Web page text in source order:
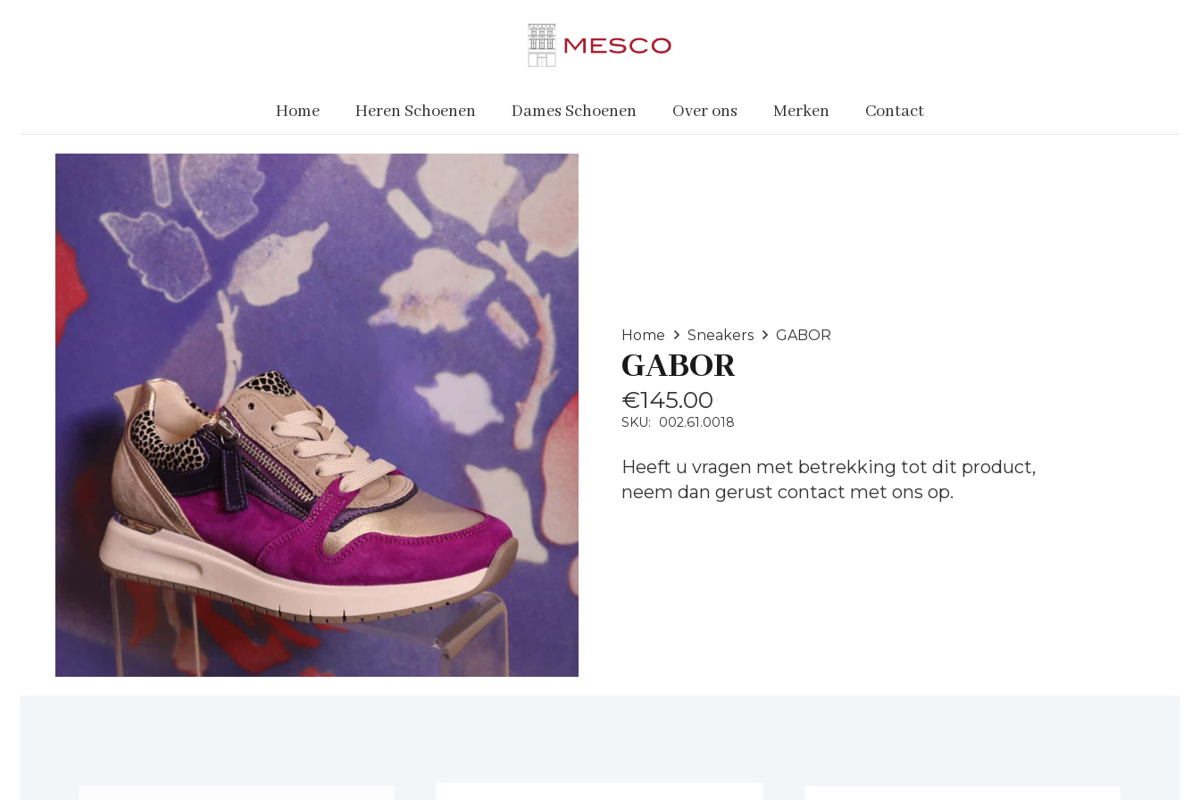
Home Heren Schoenen Dames Schoenen Over ons Merken Contact
Home Sneakers GABOR
GABOR
€145.00
SKU: 002.61.0018
Heeft u vragen met betrekking tot dit product,
neem dan gerust contact met ons op.